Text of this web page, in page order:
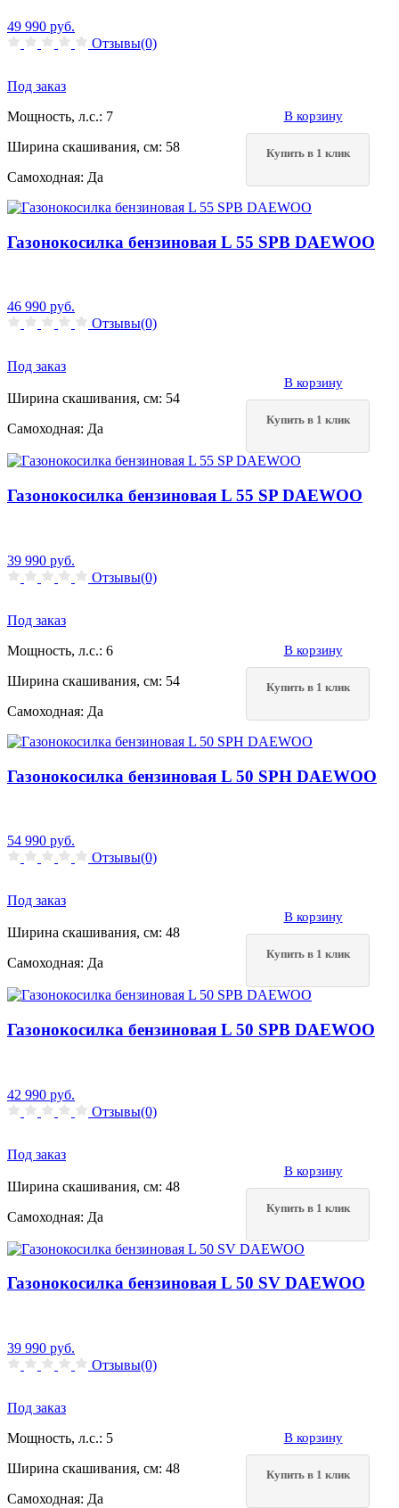
49 990 руб.
Отзывы(0)
Под заказ
Мощность, л.с.: 7
Ширина скашивания, см: 58
Самоходная: Да
В корзину
Купить в 1 клик
Газонокосилка бензиновая L 55 SPB DAEWOO
46 990 руб.
Отзывы(0)
Под заказ
Ширина скашивания, см: 54
Самоходная: Да
В корзину
Купить в 1 клик
Газонокосилка бензиновая L 55 SP DAEWOO
39 990 руб.
Отзывы(0)
Под заказ
Мощность, л.с.: 6
Ширина скашивания, см: 54
Самоходная: Да
В корзину
Купить в 1 клик
Газонокосилка бензиновая L 50 SPH DAEWOO
54 990 руб.
Отзывы(0)
Под заказ
Ширина скашивания, см: 48
Самоходная: Да
В корзину
Купить в 1 клик
Газонокосилка бензиновая L 50 SPB DAEWOO
42 990 руб.
Отзывы(0)
Под заказ
Ширина скашивания, см: 48
Самоходная: Да
В корзину
Купить в 1 клик
Газонокосилка бензиновая L 50 SV DAEWOO
39 990 руб.
Отзывы(0)
Под заказ
Мощность, л.с.: 5
Ширина скашивания, см: 48
Самоходная: Да
В корзину
Купить в 1 клик